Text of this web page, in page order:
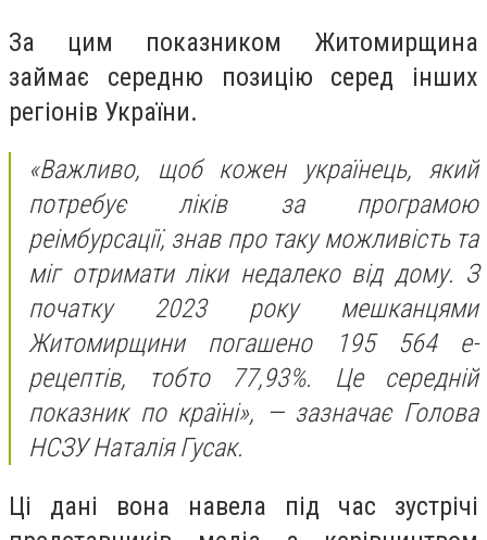
За цим показником Житомирщина
займає середню позицію серед інших
регіонів України.
«Важливо, щоб кожен українець, який
потребує ліків за програмою
реімбурсації, знав про таку можливість та
міг отримати ліки недалеко від дому. З
початку 2023 року мешканцями
Житомирщини погашено 195 564 е-
рецептів, тобто 77,93%. Це середній
показник по країні», — зазначає Голова
НСЗУ Наталія Гусак.
Ці дані вона навела під час зустрічі